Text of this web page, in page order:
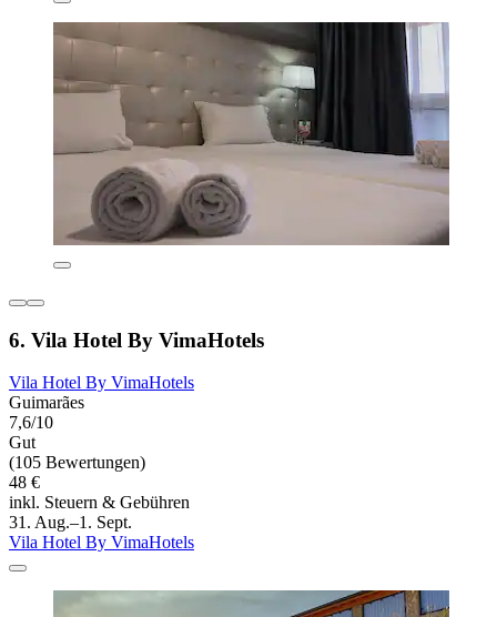
6. Vila Hotel By VimaHotels
Vila Hotel By VimaHotels
Guimarães
7,6/10
Gut
(105 Bewertungen)
48 €
inkl. Steuern & Gebühren
31. Aug.–1. Sept.
Vila Hotel By VimaHotels